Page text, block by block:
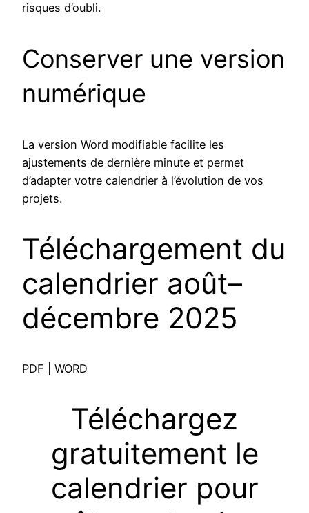
risques d’oubli.
Conserver une version
numérique
La version Word modifiable facilite les
ajustements de dernière minute et permet
d’adapter votre calendrier à l’évolution de vos
projets.
Téléchargement du
calendrier août–
décembre 2025
PDF | WORD
Téléchargez
gratuitement le
calendrier pour